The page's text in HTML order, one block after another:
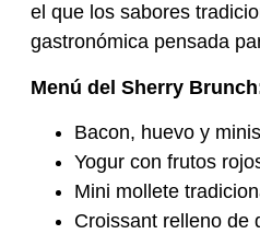
el que los sabores
gastronómica pensada
Menú del Sherry
Bacon, huevo y
Yogur con frutos
Mini mollete
Croissant relleno de